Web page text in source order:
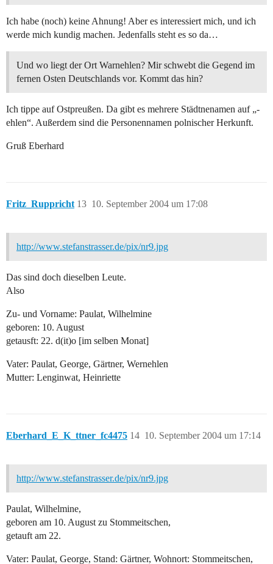
Ich habe (noch) keine Ahnung! Aber es interessiert mich, und ich
werde mich kundig machen. Jedenfalls steht es so da…
Und wo liegt der Ort Warnehlen? Mir schwebt die Gegend im
fernen Osten Deutschlands vor. Kommt das hin?
Ich tippe auf Ostpreußen. Da gibt es mehrere Städtnenamen auf „-
ehlen“. Außerdem sind die Personennamen polnischer Herkunft.
Gruß Eberhard
Fritz_Ruppricht 10. September 2004 um 17:08
13
http://www.stefanstrasser.de/pix/nr9.jpg
Das sind doch dieselben Leute.
Also
Zu- und Vorname: Paulat, Wilhelmine
geboren: 10. August
getausft: 22. d(it)o [im selben Monat]
Vater: Paulat, George, Gärtner, Wernehlen
Mutter: Lenginwat, Heinriette
Eberhard_E_K_ttner_fc4475 10. September 2004 um 17:14
14
http://www.stefanstrasser.de/pix/nr9.jpg
Paulat, Wilhelmine,
geboren am 10. August zu Stommeitschen,
getauft am 22.
Vater: Paulat, George, Stand: Gärtner, Wohnort: Stommeitschen,